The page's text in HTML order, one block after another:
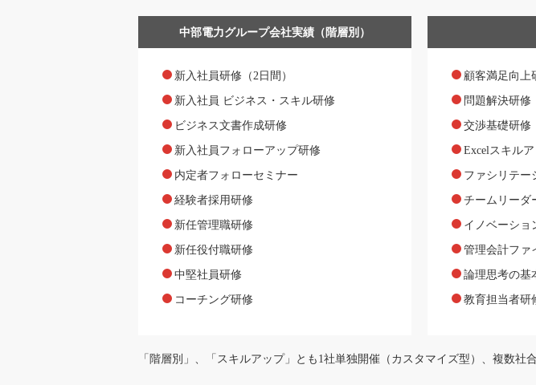
中部電力グループ会社実績（階層別）
新入社員研修（2日間）
新入社員 ビジネス・スキル研修
ビジネス文書作成研修
新入社員フォローアップ研修
内定者フォローセミナー
経験者採用研修
新任管理職研修
新任役付職研修
中堅社員研修
コーチング研修
顧客満足向上
問題解決研修
交渉基礎研修
Excelスキル
ファシリテー
チームリーダ
イノベーショ
管理会計ファ
論理思考の基
教育担当者研
「階層別」、「スキルアップ」とも1社単独開催（カスタマイズ型）、複数社